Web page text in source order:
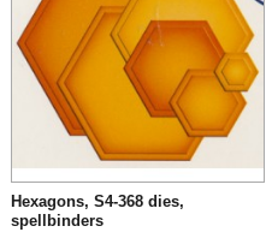
Hexagons, S4-368 dies,
spellbinders